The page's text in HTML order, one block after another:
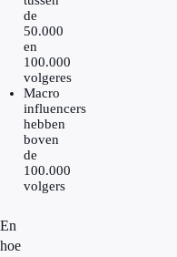
de
50.000
en
100.000
volgeres
Macro
influencers
hebben
boven
de
100.000
volgers
En
hoe